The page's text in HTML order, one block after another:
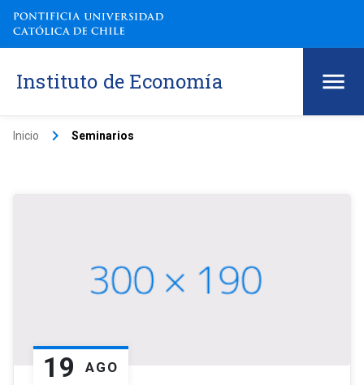
Instituto de Economía
Inicio keyboard_arrow_right Seminarios
19 AGO